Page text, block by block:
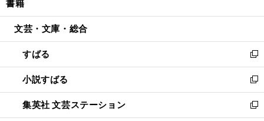
開
ウ
開
く
ン
ウ
で
開
く
ウ
ン
ド
ウ
で
開
く
書籍
文芸・文庫・総合
すばる
新
し
い
ウ
ィ
ン
小説すばる
新
し
い
集英社 文芸ステーション
新